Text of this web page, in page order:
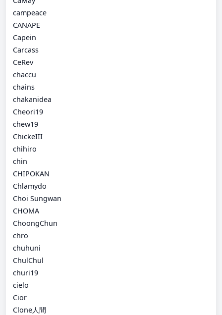
campeace
CANAPE
Capein
Carcass
CeRev
chaccu
chains
chakanidea
Cheori19
chew19
ChickeIII
chihiro
chin
CHIPOKAN
Chlamydo
Choi Sungwan
CHOMA
ChoongChun
chro
chuhuni
ChulChul
churi19
cielo
Cior
Clone人間